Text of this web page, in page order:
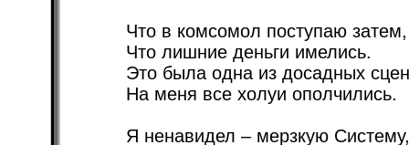
Что в комсомол поступаю затем,
Что лишние деньги имелись.
Это была одна из досадных
На меня все холуи ополчились.
Я ненавидел – мерзкую Систему,